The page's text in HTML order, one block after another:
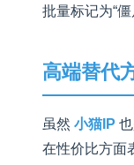
批量标记为“僵
高端替代
虽然 小猫IP
在性价比方面